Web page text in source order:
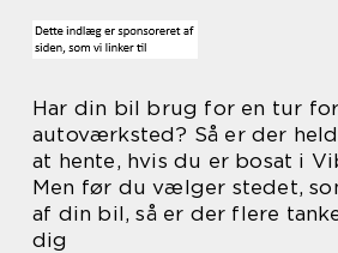
Har din bil brug for en tur
autoværksted? Så er der
at hente, hvis du er bosat i
Men før du vælger stedet,
af din bil, så er der flere
dig